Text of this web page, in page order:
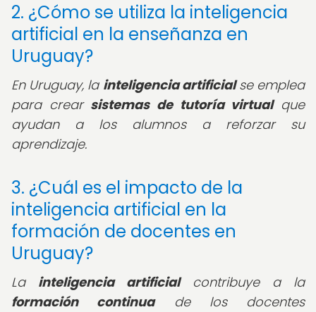
2. ¿Cómo se utiliza la inteligencia
artificial en la enseñanza en
Uruguay?
En Uruguay, la inteligencia artificialse emplea
para crear sistemas de tutoría virtualque
ayudan a los alumnos a reforzar su
aprendizaje.
3. ¿Cuál es el impacto de la
inteligencia artificial en la
formación de docentes en
Uruguay?
La inteligencia artificialcontribuye a la
formación continuade los docentes